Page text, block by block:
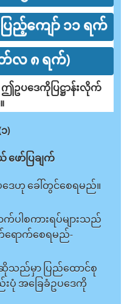
ြည့်ကျော် ၁၁ ရက်
တ်လ ၈ ရက်)
ပဒေကိုပြဋ္ဌာန်းလိုက်
)
ော်ပြချက်
ေဟု ခေါ်တွင်စေရမည်။
က်ပါစကားရပ်များသည်
ရောက်စေရမည်-
သည်မှာ ပြည်ထောင်စု
းပုံ အခြေခံဥပဒေကို